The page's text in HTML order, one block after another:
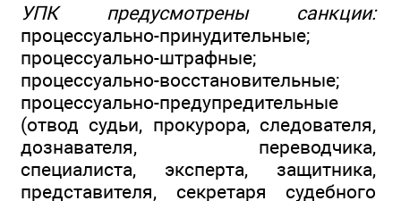
УПК предусмотрены санкции:
процессуально-принудительные;
процессуально-штрафные;
процессуально-восстановительные;
процессуально-предупредительные
(отвод судьи, прокурора, следователя,
дознавателя, переводчика,
специалиста, эксперта, защитника,
представителя, секретаря судебного